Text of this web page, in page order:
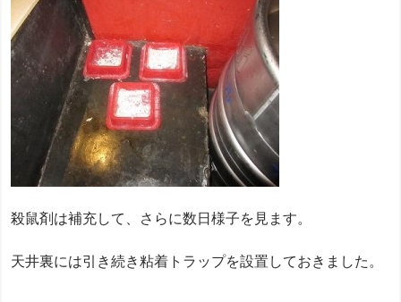
殺鼠剤は補充して、さらに数日様子を見ます。
天井裏には引き続き粘着トラップを設置しておきました。